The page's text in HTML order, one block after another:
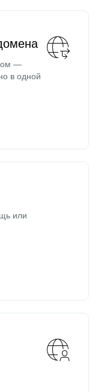
—
в одной
или